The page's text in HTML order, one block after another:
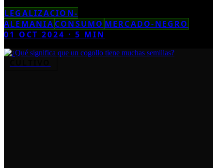
LEGALIZACION-
ALEMANIA CONSUMO MERCADO-NEGRO
01 OCT 2024 ·5 MIN